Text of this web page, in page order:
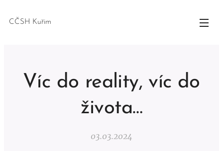
CČSH Kuřim
Víc do reality, víc do
života…
03.03.2024